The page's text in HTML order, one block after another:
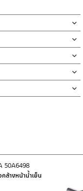
ขนาดท่อ 1.5 – 2 นิ้ว
ผม เศษสบู่ หรือคราบ
ช่วยกันแมลงและสัตว์ตัว
กแบบให้รางตะแกรงยาว
คา เคลียร์สต็อก
ล้างหน้าน้ำเย็น
50A6498